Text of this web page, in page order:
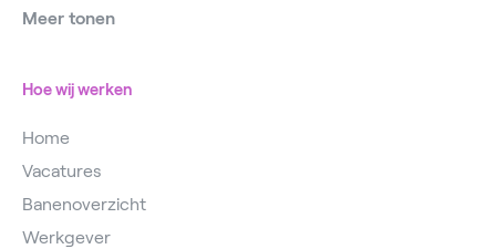
Vacatures
Meer tonen
Hoe wij werken
Home
Vacatures
Banenoverzicht
Werkgever